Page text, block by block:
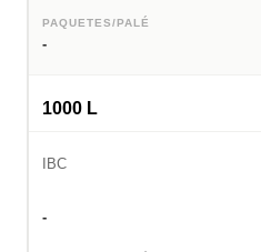
PAQUETES/PALÉ
-
1000 L
IBC
-